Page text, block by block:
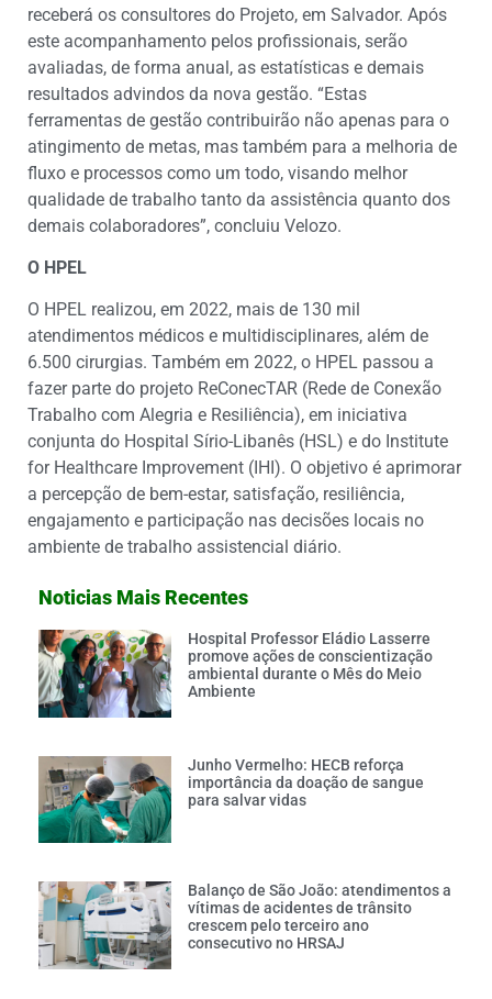
receberá os consultores do Projeto, em Salvador. Após
este acompanhamento pelos profissionais, serão
avaliadas, de forma anual, as estatísticas e demais
resultados advindos da nova gestão. “Estas
ferramentas de gestão contribuirão não apenas para o
atingimento de metas, mas também para a melhoria de
fluxo e processos como um todo, visando melhor
qualidade de trabalho tanto da assistência quanto dos
demais colaboradores”, concluiu Velozo.
O HPEL
O HPEL realizou, em 2022, mais de 130 mil
atendimentos médicos e multidisciplinares, além de
6.500 cirurgias. Também em 2022, o HPEL passou a
fazer parte do projeto ReConecTAR (Rede de Conexão
Trabalho com Alegria e Resiliência), em iniciativa
conjunta do Hospital Sírio-Libanês (HSL) e do Institute
for Healthcare Improvement (IHI). O objetivo é aprimorar
a percepção de bem-estar, satisfação, resiliência,
engajamento e participação nas decisões locais no
ambiente de trabalho assistencial diário.
Noticias Mais Recentes
Hospital Professor Eládio Lasserre
promove ações de conscientização
ambiental durante o Mês do Meio
Ambiente
Junho Vermelho: HECB reforça
importância da doação de sangue
para salvar vidas
Balanço de São João: atendimentos a
vítimas de acidentes de trânsito
crescem pelo terceiro ano
consecutivo no HRSAJ